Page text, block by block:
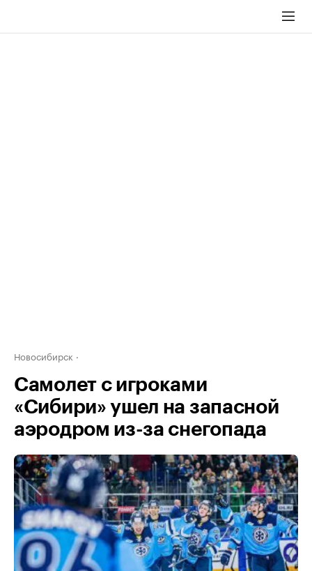
Новосибирск
Самолет с игроками
«Сибири» ушел на запасной
аэродром из-за снегопада